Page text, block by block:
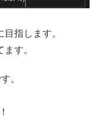
指します。
す。
。